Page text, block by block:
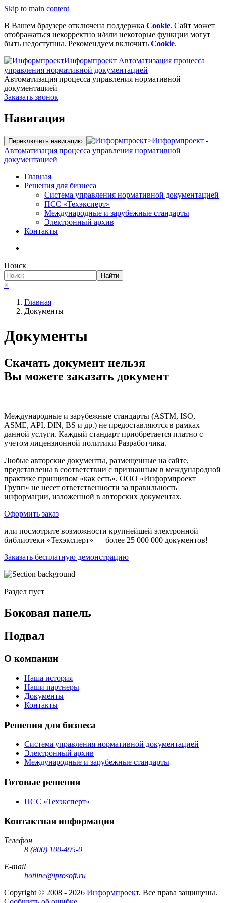
Skip to main content
В Вашем браузере отключена поддержка Cookie. Сайт может
отображаться некорректно и/или некоторые функции могут
быть недоступны. Рекомендуем включить Cookie.
Информпроект Автоматизация процесса
управления нормативной документацией
Автоматизация процесса управления нормативной
документацией
Заказать звонок
Навигация
Переключить навигацию >Информпроект -
Автоматизация процесса управления нормативной
документацией
Главная
Решения для бизнеса
Система управления нормативной документацией
ПСС «Техэксперт»
Международные и зарубежные стандарты
Электронный архив
Контакты
Поиск
Найти
×
Главная
Документы
Документы
Скачать документ нельзя
Вы можете заказать документ
Международные и зарубежные стандарты (ASTM, ISO,
ASME, API, DIN, BS и др.) не предоставляются в рамках
данной услуги. Каждый стандарт приобретается платно с
учетом лицензионной политики Разработчика.
Любые авторские документы, размещенные на сайте,
представлены в соответствии с признанным в международной
практике принципом «как есть». ООО «Информпроект
Групп» не несет ответственности за правильность
информации, изложенной в авторских документах.
Оформить заказ
или посмотрите возможности крупнейшей электронной
библиотеки «Техэксперт» — более 25 000 000 документов!
Заказать бесплатную демонстрацию
Раздел пуст
Боковая панель
Подвал
О компании
Наша история
Наши партнеры
Документы
Контакты
Решения для бизнеса
Система управления нормативной документацией
Электронный архив
Международные и зарубежные стандарты
Готовые решения
ПСС «Техэксперт»
Контактная информация
Телефон
8 (800) 100-495-0
E-mail
hotline@iprosoft.ru
Copyright © 2008 - 2026 Информпроект. Все права защищены.